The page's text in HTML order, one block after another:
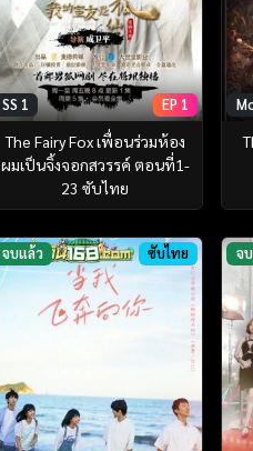
SS 1 EP 1
The Fairy Fox เพื่อนร่วมห้อง
ผมเป็นจิ้งจอกสวรรค์ ตอนที่1-
23 ซับไทย
จบแล้ว ซับไทย จ